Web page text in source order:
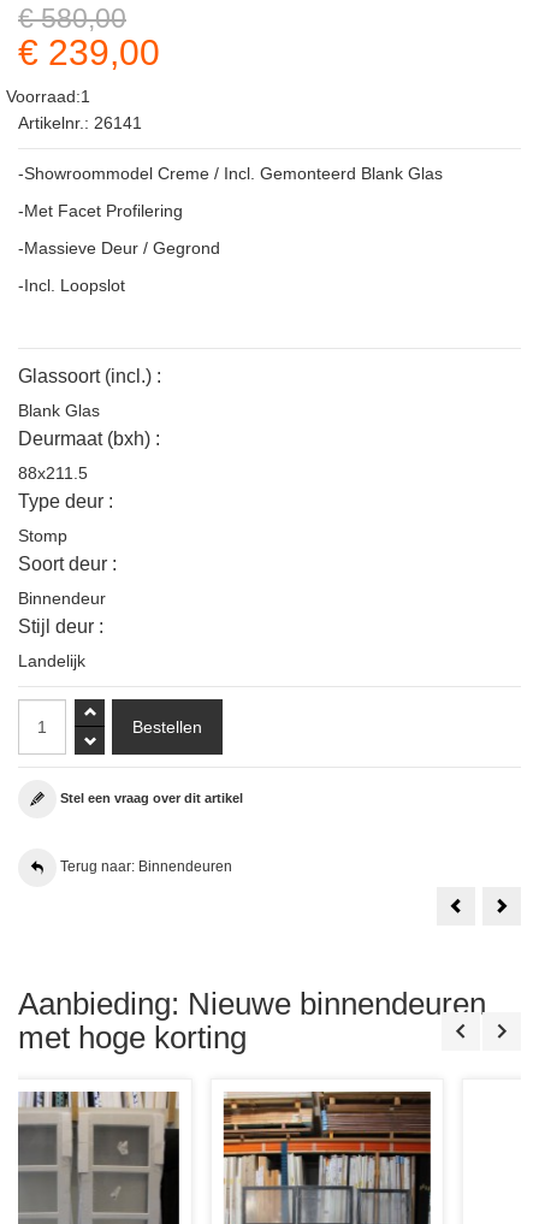
€ 580,00
€ 239,00
Voorraad:1
Artikelnr.: 26141
-Showroommodel Creme / Incl. Gemonteerd Blank Glas
-Met Facet Profilering
-Massieve Deur / Gegrond
-Incl. Loopslot
Glassoort (incl.) :
Blank Glas
Deurmaat (bxh) :
88x211.5
Type deur :
Stomp
Soort deur :
Binnendeur
Stijl deur :
Landelijk
Stel een vraag over dit artikel
Terug naar: Binnendeuren
Weekamp
in
Lood
D6
Aanbieding: Nieuwe binnendeuren
met hoge korting